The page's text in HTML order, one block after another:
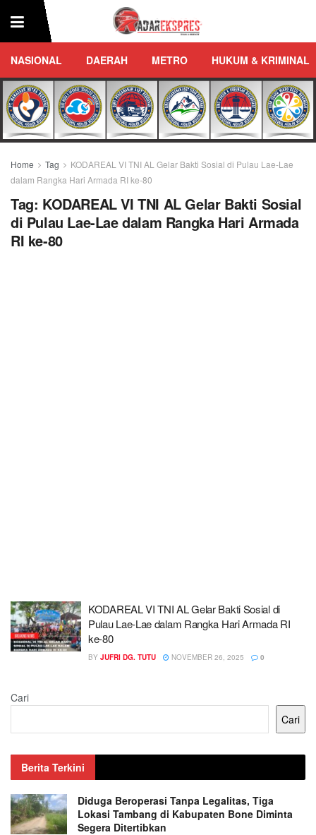
NASIONAL DAERAH METRO HUKUM & KRIMINAL
Home Tag
KODAREAL VI TNI AL Gelar Bakti Sosial di Pulau Lae-Lae
dalam Rangka Hari Armada RI ke-80
Tag: KODAREAL VI TNI AL Gelar Bakti Sosial
di Pulau Lae-Lae dalam Rangka Hari Armada
RI ke-80
KODAREAL VI TNI AL Gelar Bakti Sosial di
Pulau Lae-Lae dalam Rangka Hari Armada RI
ke-80
BY JUFRI DG. TUTU NOVEMBER 26, 2025 0
Cari
Cari
Berita Terkini
Diduga Beroperasi Tanpa Legalitas, Tiga
Lokasi Tambang di Kabupaten Bone Diminta
Segera Ditertibkan